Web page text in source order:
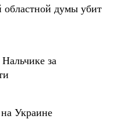
областной думы убит
за
Украине